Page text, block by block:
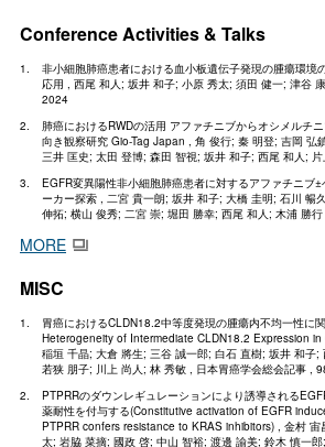
Conference Activities & Talks
非小細胞肺癌患者における血小板遺伝子発現の腫瘍環境
応用 , 西尾 和人; 坂井 和子; 小原 秀太; 須田 健一; 津谷
2024
肺癌におけるRWDの活用 アファチニブからオシメルチ
向き観察研究 Gio-Tag Japan , 角 俊行; 秦 明登; 吉岡 弘
三井 匡史; 太田 登博; 森田 智視; 坂井 和子; 西尾 和人;
EGFR変異陽性非小細胞肺癌患者に対するアファチニブ
ーカー探索 , 二宮 貴一朗; 坂井 和子; 大橋 圭明; 石川 暢
伸拓; 横山 俊秀; 二宮 崇; 堀田 勝幸; 西尾 和人; 木浦 勝
MORE
MISC
胃癌におけるCLDN18.2中等度発現の腫瘍内不均一性に
Heterogeneity of Intermediate CLDN18.2 Expression in
稲垣 千晶; 大倉 將生; 三谷 誠一郎; 白石 直樹; 坂井 和子;
若狭 朋子; 川上 尚人; 林 秀敏 , 日本胃癌学会総会記事 ,
PTPRRのダウンレギュレーションにより誘導される
薬耐性を付与する(Constitutive activation of EGFR
PTPRR confers resistance to KRAS inhibitors) , 金村
太; 岩脇 菜摘; 國政 啓; 中山 智裕; 渡邊 諭美; 鈴木 慎一